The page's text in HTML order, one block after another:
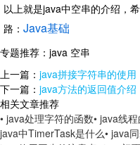
以上就是java中空串的介绍，
路： Java基础
专题推荐： java 空串
上一篇： java拼接字符串的使用
下一篇： java方法的返回值介绍
相关文章推荐
• java处理字符的函数• java线
java中TimerTask是什么• java